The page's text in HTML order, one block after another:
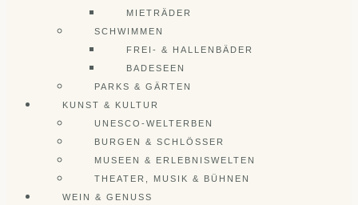
MIETRÄDER
SCHWIMMEN
FREI- & HALLENBÄDER
BADESEEN
PARKS & GÄRTEN
KUNST & KULTUR
UNESCO-WELTERBEN
BURGEN & SCHLÖSSER
MUSEEN & ERLEBNISWELTEN
THEATER, MUSIK & BÜHNEN
WEIN & GENUSS